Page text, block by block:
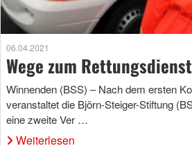
06.04.2021
Wege zum
Winnenden (BSS) – Nach dem ersten
veranstaltet die Björn-Steiger-Stiftung
eine zweite Ver …
Weiterlesen